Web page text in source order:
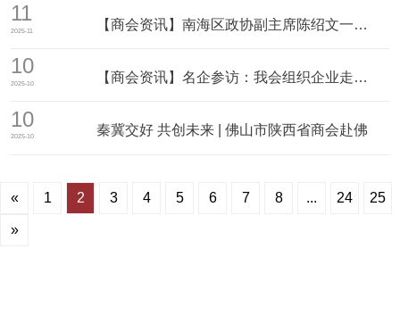
11
2025-11 【商会资讯】南海区政协副主席陈绍文一行莅临我
10
2025-10 【商会资讯】名企参访：我会组织企业走进上市公
10
2025-10 秦冀交好 共创未来 | 佛山市陕西省商会赴佛
« 1 2 3 4 5 6 7 8 ... 24 25
»